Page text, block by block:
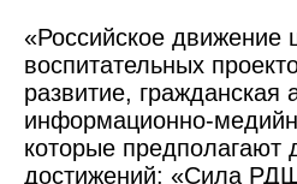
«Российское движение
воспитательных
развитие, гражданская
информационно-
которые предполагают
достижений: ­«Сила